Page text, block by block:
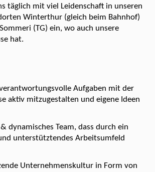
täglich mit viel Leidenschaft in unseren
Winterthur (gleich beim Bahnhof)
(TG) ein, wo auch unsere
hat.
Aufgaben mit der
aktiv mitzugestalten und eigene Ideen
dynamisches Team, dass durch ein
unterstütztendes Arbeitsumfeld
Unternehmenskultur in Form von